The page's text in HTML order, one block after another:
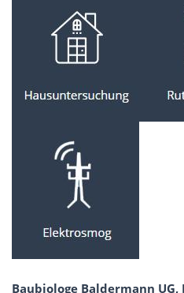
Baubiologe Baldermann UG,